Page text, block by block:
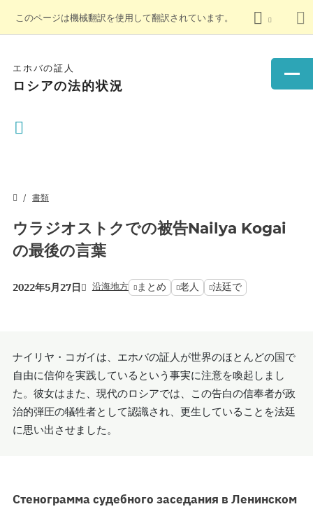
このページは機械翻訳を使用して翻訳されています。
エホバの証人
ロシアの法的状況
書類
ウラジオストクでの被告Nailya Kogai
の最後の言葉
2022年5月27日 沿海地方 まとめ 老人 法廷で
ナイリヤ・コガイは、エホバの証人が世界のほとんどの国で
自由に信仰を実践しているという事実に注意を喚起しまし
た。彼女はまた、現代のロシアでは、この告白の信奉者が政
治的弾圧の犠牲者として認識され、更生していることを法廷
に思い出させました。
Стенограмма судебного заседания в Ленинском